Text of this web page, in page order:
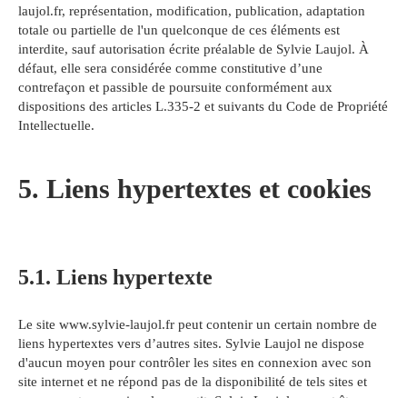
laujol.fr, représentation, modification, publication, adaptation
totale ou partielle de l'un quelconque de ces éléments est
interdite, sauf autorisation écrite préalable de Sylvie Laujol. À
défaut, elle sera considérée comme constitutive d’une
contrefaçon et passible de poursuite conformément aux
dispositions des articles L.335-2 et suivants du Code de Propriété
Intellectuelle.
5. Liens hypertextes et cookies
5.1. Liens hypertexte
Le site www.sylvie-laujol.fr peut contenir un certain nombre de
liens hypertextes vers d’autres sites. Sylvie Laujol ne dispose
d'aucun moyen pour contrôler les sites en connexion avec son
site internet et ne répond pas de la disponibilité de tels sites et